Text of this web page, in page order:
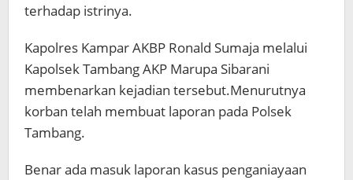
terhadap istrinya.
Kapolres Kampar AKBP Ronald Sumaja melalui
Kapolsek Tambang AKP Marupa Sibarani
membenarkan kejadian tersebut.Menurutnya
korban telah membuat laporan pada Polsek
Tambang.
Benar ada masuk laporan kasus penganiayaan